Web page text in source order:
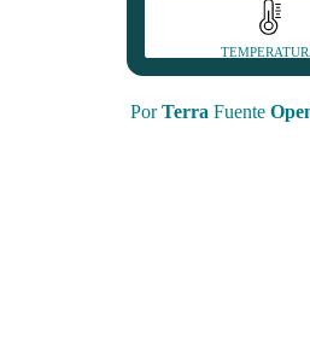
PorTerra Fuente